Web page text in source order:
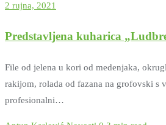
2 rujna, 2021
Predstavljena kuharica
File od jelena u kori od medenjaka,
rakijom, rolada od fazana na grofovski s
profesionalni…